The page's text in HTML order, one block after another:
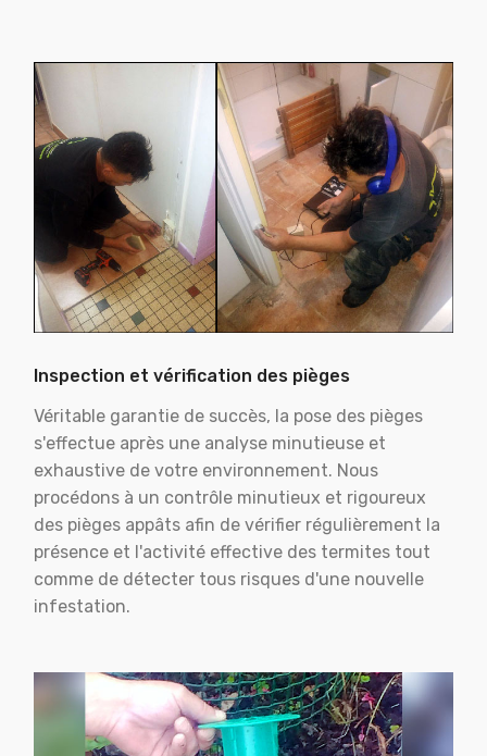
Inspection et vérification des pièges
Véritable garantie de succès, la pose des pièges
s'effectue après une analyse minutieuse et
exhaustive de votre environnement. Nous
procédons à un contrôle minutieux et rigoureux
des pièges appâts afin de vérifier régulièrement la
présence et l'activité effective des termites tout
comme de détecter tous risques d'une nouvelle
infestation.